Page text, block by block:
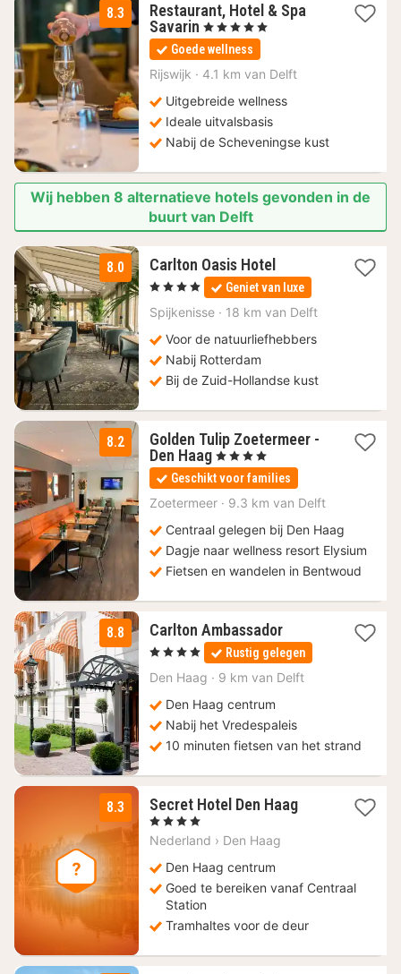
8.3
Restaurant, Hotel & Spa
Savarin 1
nacht
vanaf
145,23
, 5 Sterren
Goede wellness
Rijswijk · 4.1 km van Delft
Uitgebreide wellness
Ideale uitvalsbasis
Nabij de Scheveningse kust
Wij hebben 8 alternatieve hotels gevonden in de
buurt van Delft
8.0 Carlton Oasis Hotel1
nacht
vanaf
99
, 4 Sterren Geniet van luxe
Spijkenisse · 18 km van Delft
Voor de natuurliefhebbers
Nabij Rotterdam
Bij de Zuid-Hollandse kust
8.2
Golden Tulip Zoetermeer -
Den Haag 1
nacht
vanaf
116,63
, 4 Sterren
Geschikt voor families
Zoetermeer · 9.3 km van Delft
Centraal gelegen bij Den Haag
Dagje naar wellness resort Elysium
Fietsen en wandelen in Bentwoud
8.8 Carlton Ambassador1
nacht
vanaf
125,10
, 4 Sterren Rustig gelegen
Den Haag · 9 km van Delft
Den Haag centrum
Nabij het Vredespaleis
10 minuten fietsen van het strand
8.3 Secret Hotel Den Haag2
, 4 Sterren
Nederland › Den Haag
Den Haag centrum
Goed te bereiken vanaf Centraal
Station
Tramhaltes voor de deur